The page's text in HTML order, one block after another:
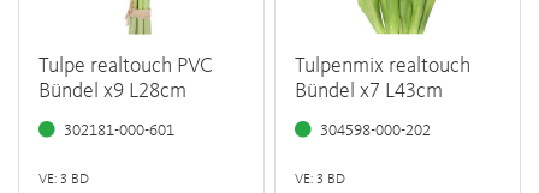
Tulpe realtouch PVC
Bündel x9 L28cm
302181-000-601
VE: 3 BD
Tulpenmix realtouch
Bündel x7 L43cm
304598-000-202
VE: 3 BD